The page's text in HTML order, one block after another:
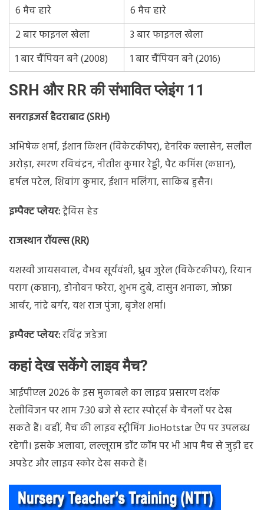
6 मैच हारे
6 मैच हारे
2 बार फाइनल खेला
3 बार फाइनल खेला
1 बार चैंपियन बने (2008)
1 बार चैंपियन बने (2016)
SRH और RR की संभावित प्लेइंग 11
सनराइजर्स हैदराबाद (SRH)
अभिषेक शर्मा, ईशान किशन (विकेटकीपर), हेनरिक क्लासेन, सलील
अरोड़ा, स्मरण रविचंद्रन, नीतीश कुमार रेड्डी, पैट कमिंस (कप्तान),
हर्षल पटेल, शिवांग कुमार, ईशान मलिंगा, साकिब हुसैन।
इम्पैक्ट प्लेयर:ट्रैविस हेड
राजस्थान रॉयल्स (RR)
यशस्वी जायसवाल, वैभव सूर्यवंशी, ध्रुव जुरेल (विकेटकीपर), रियान
पराग (कप्तान), डोनोवन फरेरा, शुभम दुबे, दासुन शनाका, जोफ्रा
आर्चर, नांद्रे बर्गर, यश राज पुंजा, बृजेश शर्मा।
इम्पैक्ट प्लेयर:रविंद्र जडेजा
कहां देख सकेंगे लाइव मैच?
आईपीएल 2026 के इस मुकाबले का लाइव प्रसारण दर्शक
टेलीविजन पर शाम 7:30 बजे से स्टार स्पोर्ट्स के चैनलों पर देख
सकते हैं। वहीं, मैच की लाइव स्ट्रीमिंग JioHotstar ऐप पर उपलब्ध
रहेगी। इसके अलावा, लल्लूराम डॉट कॉम पर भी आप मैच से जुड़ी हर
अपडेट और लाइव स्कोर देख सकते हैं।